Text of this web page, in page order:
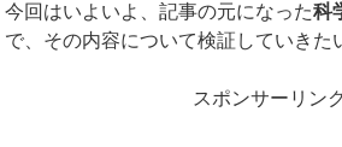
今回はいよいよ、記事の元になった科
で、その内容について検証していきた
スポンサーリンク